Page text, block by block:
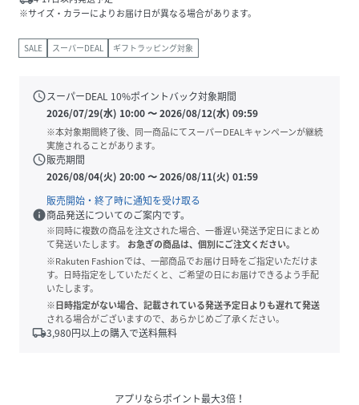
※サイズ・カラーによりお届け日が異なる場合があります。
SALE スーパーDEAL ギフトラッピング対象
scheduleスーパーDEAL 10%ポイントバック対象期間
2026/07/29(水) 10:00〜2026/08/12(水) 09:59
※本対象期間終了後、同一商品にてスーパーDEALキャンペーンが継続
実施されることがあります。
schedule販売期間
2026/08/04(火) 20:00〜2026/08/11(火) 01:59
販売開始・終了時に通知を受け取る
info商品発送についてのご案内です。
※同時に複数の商品を注文された場合、一番遅い発送予定日にまとめ
て発送いたします。
お急ぎの商品は、個別にご注文ください。
※Rakuten Fashionでは、一部商品でお届け日時をご指定いただけま
す。日時指定をしていただくと、ご希望の日にお届けできるよう手配
いたします。
※日時指定がない場合、記載されている発送予定日よりも遅れて発送
される場合がございますので、あらかじめご了承ください。
local_shipping3,980円以上の購入で送料無料
アプリならポイント最大3倍！